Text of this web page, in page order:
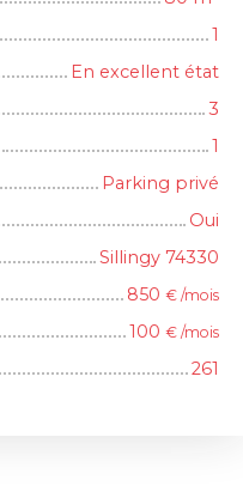
1
En excellent état
3
1
Parking privé
Oui
Sillingy 74330
850 € /mois
100 € /mois
261